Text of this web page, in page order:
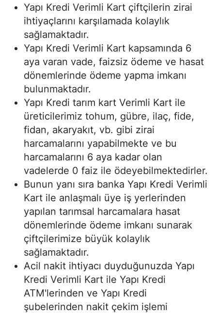
Yapı Kredi Verimli Kart çiftçilerin zirai
ihtiyaçlarını karşılamada kolaylık
sağlamaktadır.
Yapı Kredi Verimli Kart kapsamında 6
aya varan vade, faizsiz ödeme ve hasat
dönemlerinde ödeme yapma imkanı
bulunmaktadır.
Yapı Kredi tarım kart Verimli Kart ile
üreticilerimiz tohum, gübre, ilaç, fide,
fidan, akaryakıt, vb. gibi zirai
harcamalarını yapabilmekte ve bu
harcamalarını 6 aya kadar olan
vadelerde 0 faiz ile ödeyebilmektedirler.
Bunun yanı sıra banka Yapı Kredi Verimli
Kart ile anlaşmalı üye iş yerlerinden
yapılan tarımsal harcamalara hasat
dönemlerinde ödeme imkanı sunarak
çiftçilerimize büyük kolaylık
sağlamaktadır.
Acil nakit ihtiyacı duyduğunuzda Yapı
Kredi Verimli Kart ile Yapı Kredi
ATM'lerinden ve Yapı Kredi
şubelerinden nakit çekim işlemi